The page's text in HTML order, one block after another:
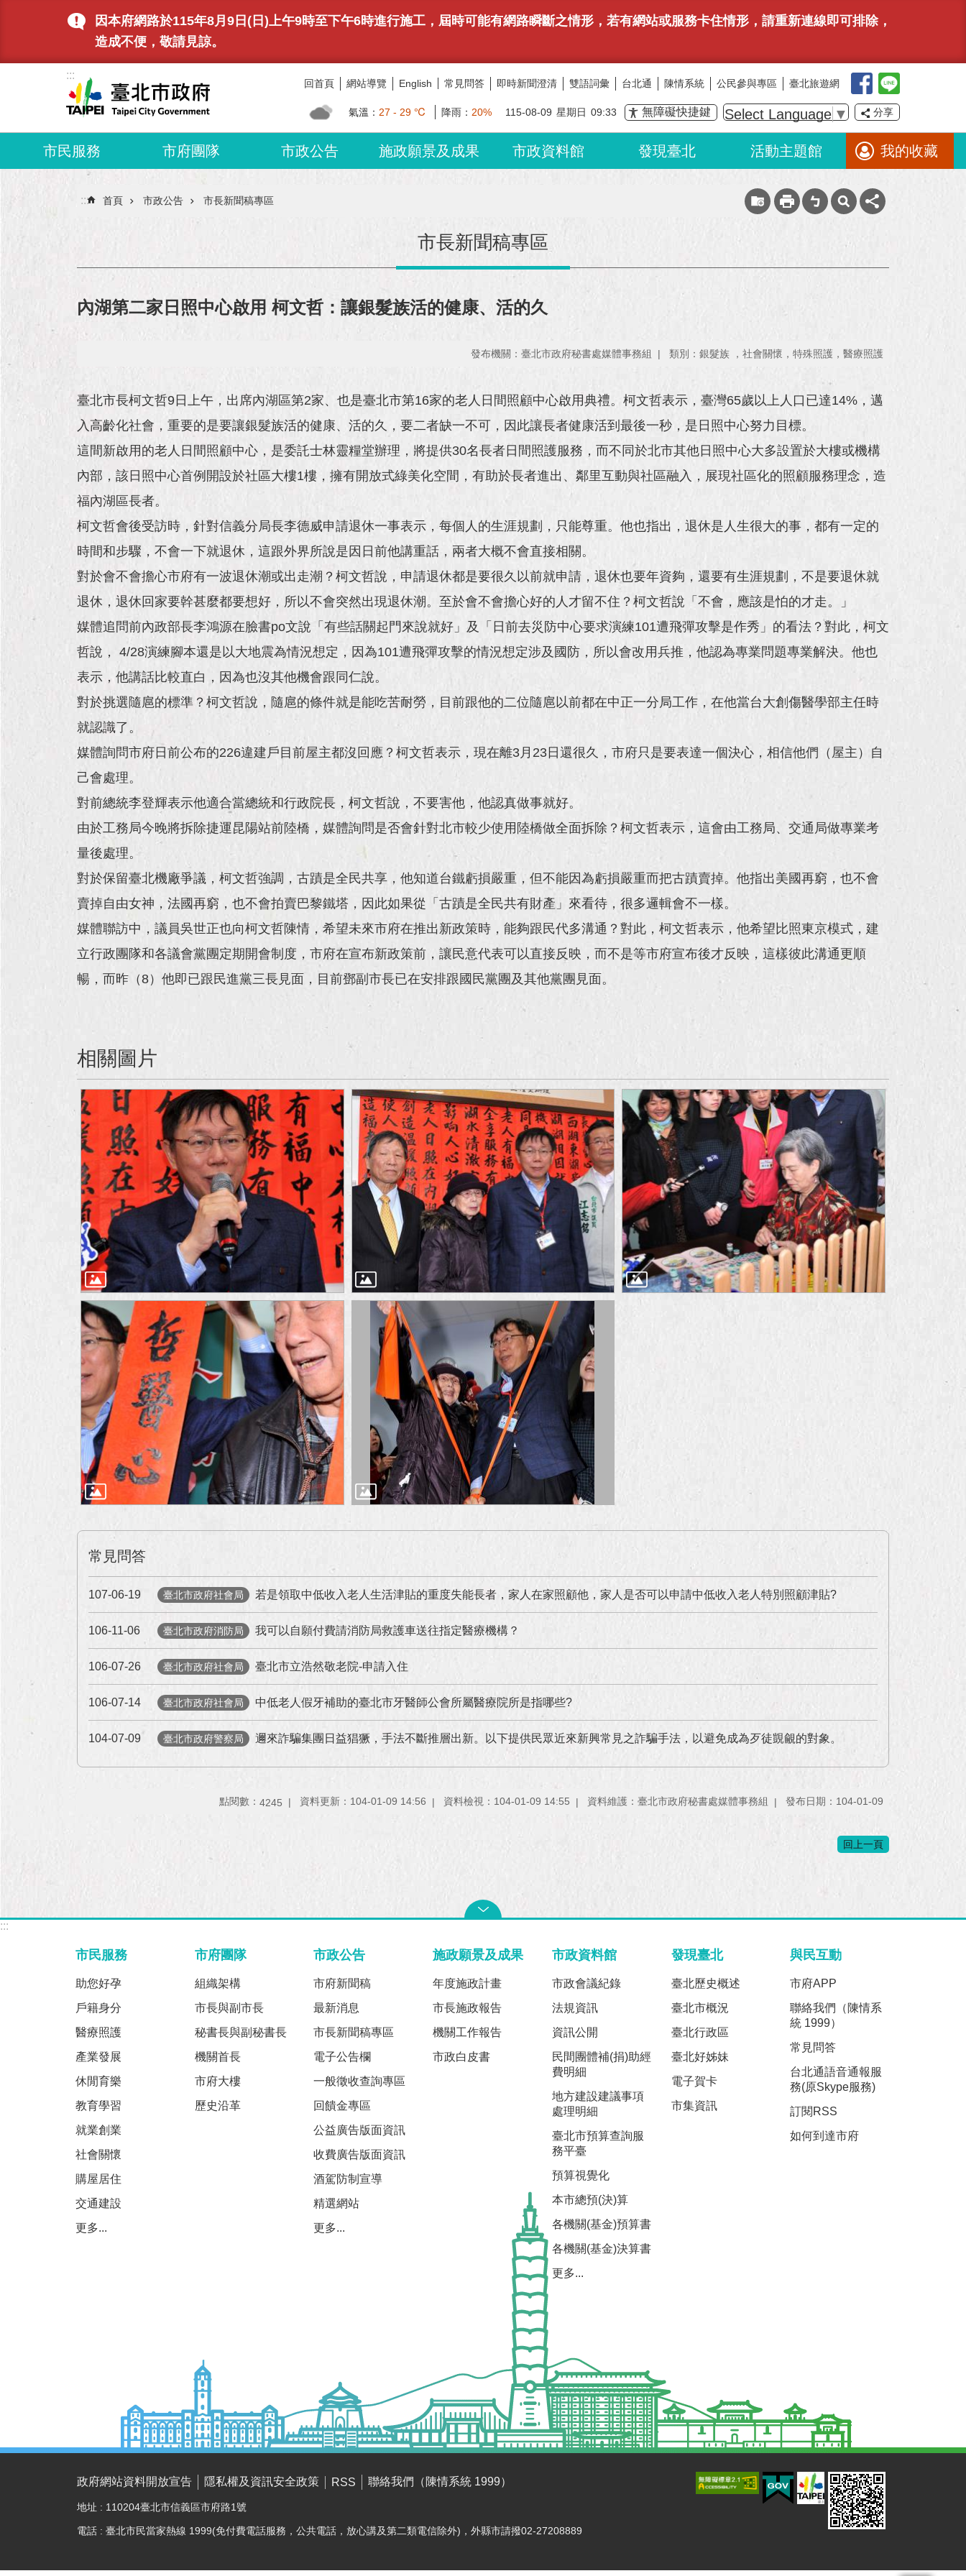
跳到主要內容區塊因本府網路於115年8月9日(日)上午9時至下午6時進行施工，屆時可能有網路瞬斷之情形，若有網站或服務卡住情形，請重新連線即可排除，
造成不便，敬請見諒。
:::
回首頁 網站導覽 English 常見問答 即時新聞澄清 雙語詞彙 台北通 陳情系統 公民參與專區 臺北旅遊網
氣溫： 27 - 29 ℃ 降雨： 20% 115-08-09 星期日 09:33 無障礙快捷鍵 Select Language ▼ 分享
市民服務 市府團隊 市政公告 施政願景及成果 市政資料館 發現臺北 活動主題館 我的收藏
::: 首頁 市政公告 市長新聞稿專區
市長新聞稿專區
內湖第二家日照中心啟用 柯文哲：讓銀髮族活的健康、活的久
發布機關：臺北市政府秘書處媒體事務組 類別：銀髮族 ，社會關懷，特殊照護，醫療照護
臺北市長柯文哲9日上午，出席內湖區第2家、也是臺北市第16家的老人日間照顧中心啟用典禮。柯文哲表示，臺灣65歲以上人口已達14%，邁
入高齡化社會，重要的是要讓銀髮族活的健康、活的久，要二者缺一不可，因此讓長者健康活到最後一秒，是日照中心努力目標。
這間新啟用的老人日間照顧中心，是委託士林靈糧堂辦理，將提供30名長者日間照護服務，而不同於北市其他日照中心大多設置於大樓或機構
內部，該日照中心首例開設於社區大樓1樓，擁有開放式綠美化空間，有助於長者進出、鄰里互動與社區融入，展現社區化的照顧服務理念，造
福內湖區長者。
柯文哲會後受訪時，針對信義分局長李德威申請退休一事表示，每個人的生涯規劃，只能尊重。他也指出，退休是人生很大的事，都有一定的
時間和步驟，不會一下就退休，這跟外界所說是因日前他講重話，兩者大概不會直接相關。
對於會不會擔心市府有一波退休潮或出走潮？柯文哲說，申請退休都是要很久以前就申請，退休也要年資夠，還要有生涯規劃，不是要退休就
退休，退休回家要幹甚麼都要想好，所以不會突然出現退休潮。至於會不會擔心好的人才留不住？柯文哲說「不會，應該是怕的才走。」
媒體追問前內政部長李鴻源在臉書po文說「有些話關起門來說就好」及「日前去災防中心要求演練101遭飛彈攻擊是作秀」的看法？對此，柯文
哲說， 4/28演練腳本還是以大地震為情況想定，因為101遭飛彈攻擊的情況想定涉及國防，所以會改用兵推，他認為專業問題專業解決。他也
表示，他講話比較直白，因為也沒其他機會跟同仁說。
對於挑選隨扈的標準？柯文哲說，隨扈的條件就是能吃苦耐勞，目前跟他的二位隨扈以前都在中正一分局工作，在他當台大創傷醫學部主任時
就認識了。
媒體詢問市府日前公布的226違建戶目前屋主都沒回應？柯文哲表示，現在離3月23日還很久，市府只是要表達一個決心，相信他們（屋主）自
己會處理。
對前總統李登輝表示他適合當總統和行政院長，柯文哲說，不要害他，他認真做事就好。
由於工務局今晚將拆除捷運昆陽站前陸橋，媒體詢問是否會針對北市較少使用陸橋做全面拆除？柯文哲表示，這會由工務局、交通局做專業考
量後處理。
對於保留臺北機廠爭議，柯文哲強調，古蹟是全民共享，他知道台鐵虧損嚴重，但不能因為虧損嚴重而把古蹟賣掉。他指出美國再窮，也不會
賣掉自由女神，法國再窮，也不會拍賣巴黎鐵塔，因此如果從「古蹟是全民共有財產」來看待，很多邏輯會不一樣。
媒體聯訪中，議員吳世正也向柯文哲陳情，希望未來市府在推出新政策時，能夠跟民代多溝通？對此，柯文哲表示，他希望比照東京模式，建
立行政團隊和各議會黨團定期開會制度，市府在宣布新政策前，讓民意代表可以直接反映，而不是等市府宣布後才反映，這樣彼此溝通更順
暢，而昨（8）他即已跟民進黨三長見面，目前鄧副市長已在安排跟國民黨團及其他黨團見面。
相關圖片
常見問答
107-06-19 臺北市政府社會局 若是領取中低收入老人生活津貼的重度失能長者，家人在家照顧他，家人是否可以申請中低收入老人特別照顧津貼?
106-11-06 臺北市政府消防局 我可以自願付費請消防局救護車送往指定醫療機構？
106-07-26 臺北市政府社會局 臺北市立浩然敬老院-申請入住
106-07-14 臺北市政府社會局 中低老人假牙補助的臺北市牙醫師公會所屬醫療院所是指哪些?
104-07-09 臺北市政府警察局 邇來詐騙集團日益猖獗，手法不斷推層出新。以下提供民眾近來新興常見之詐騙手法，以避免成為歹徒覬覦的對象。
點閱數： 4245 資料更新：104-01-09 14:56 資料檢視：104-01-09 14:55 資料維護：臺北市政府秘書處媒體事務組 發布日期：104-01-09
回上一頁
:::
市民服務
助您好孕
戶籍身分
醫療照護
產業發展
休閒育樂
教育學習
就業創業
社會關懷
購屋居住
交通建設
更多...
市府團隊
組織架構
市長與副市長
秘書長與副秘書長
機關首長
市府大樓
歷史沿革
市政公告
市府新聞稿
最新消息
市長新聞稿專區
電子公告欄
一般徵收查詢專區
回饋金專區
公益廣告版面資訊
收費廣告版面資訊
酒駕防制宣導
精選網站
更多...
施政願景及成果
年度施政計畫
市長施政報告
機關工作報告
市政白皮書
市政資料館
市政會議紀錄
法規資訊
資訊公開
民間團體補(捐)助經
費明細
地方建設建議事項
處理明細
臺北市預算查詢服
務平臺
預算視覺化
本市總預(決)算
各機關(基金)預算書
各機關(基金)決算書
更多...
發現臺北
臺北歷史概述
臺北市概況
臺北行政區
臺北好姊妹
電子賀卡
市集資訊
與民互動
市府APP
聯絡我們（陳情系
統 1999）
常見問答
台北通語音通報服
務(原Skype服務)
訂閱RSS
如何到達市府
政府網站資料開放宣告 隱私權及資訊安全政策 RSS 聯絡我們（陳情系統 1999）
地址 : 110204臺北市信義區市府路1號
電話 : 臺北市民當家熱線 1999(免付費電話服務，公共電話，放心講及第二類電信除外)，外縣市請撥02-27208889